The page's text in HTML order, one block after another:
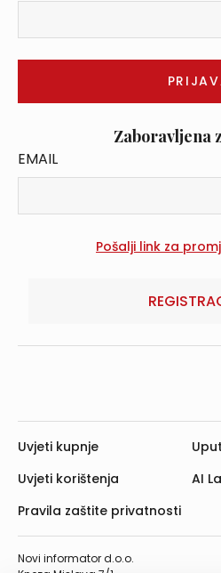
Zaboravljena
EMAIL
Novi informator d.o.o.
Uvjeti kupnje
Uvjeti korištenja
Pravila zaštite privatnosti
AI